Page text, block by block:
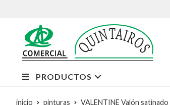
PRODUCTOS
inicio pinturas VALENTINE Valón satinado